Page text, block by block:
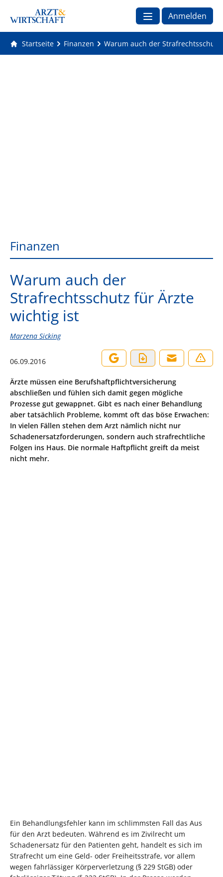
Anmelden
Startseite Finanzen Warum auch der
Finanzen
Warum auch der
Strafrechtsschutz für Ärzte
wichtig ist
Marzena Sicking
06.09.2016
Ärzte müssen eine Berufshaftpflichtversicherung
abschließen und fühlen sich damit gegen mögliche
Prozesse gut gewappnet. Gibt es nach einer Behandlung
aber tatsächlich Probleme, kommt oft das böse Erwachen:
In vielen Fällen stehen dem Arzt nämlich nicht nur
Schadenersatzforderungen, sondern auch strafrechtliche
Folgen ins Haus. Die normale Haftpflicht greift da meist
nicht mehr.
Ein Behandlungsfehler kann im schlimmsten Fall das Aus
für den Arzt bedeuten. Während es im Zivilrecht um
Schadenersatz für den Patienten geht, handelt es sich im
Strafrecht um eine Geld- oder Freiheitsstrafe, vor allem
wegen fahrlässiger Körperverletzung (§ 229 StGB) oder